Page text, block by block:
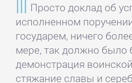
Просто доклад об
исполненном
государем, ничего
мере, так должно было
демонстрация
стяжание славы и
проза
Литература
19
века